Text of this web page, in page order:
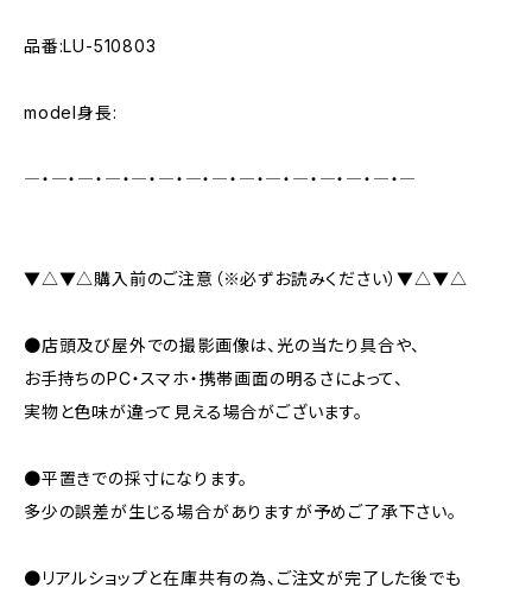
品番:LU-510803
model身長:
―・―・―・―・―・―・―・―・―・―・―・―・―・―・―
▼△▼△購入前のご注意（※必ずお読みください）▼△▼△
●店頭及び屋外での撮影画像は、光の当たり具合や、
お手持ちのPC・スマホ・携帯画面の明るさによって、
実物と色味が違って見える場合がございます。
●平置きでの採寸になります。
多少の誤差が生じる場合がありますが予めご了承下さい。
●リアルショップと在庫共有の為、ご注文が完了した後でも